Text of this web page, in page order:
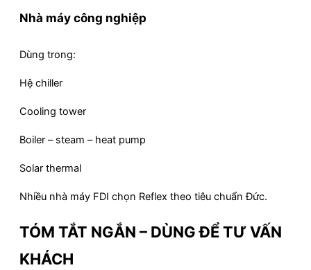
Nhà máy công nghiệp
Dùng trong:
Hệ chiller
Cooling tower
Boiler – steam – heat pump
Solar thermal
Nhiều nhà máy FDI chọn Reflex theo tiêu chuẩn Đức.
TÓM TẮT NGẮN – DÙNG ĐỂ TƯ VẤN
KHÁCH